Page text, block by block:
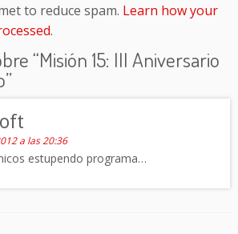
to reduce spam. Learn how your
.
“Misión 15: III Aniversario
”
a las 20:36
estupendo programa…